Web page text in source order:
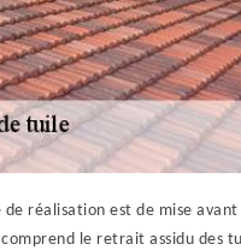
de réalisation est de mise
le retrait assidu des